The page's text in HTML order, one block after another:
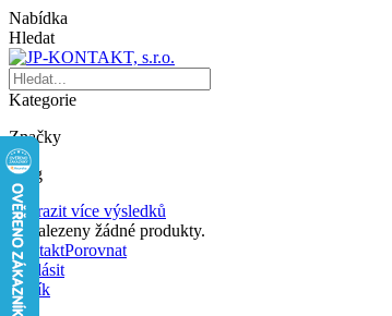
Nabídka
Hledat
Kategorie
Značky
Blog
Zobrazit více výsledků
Nenalezeny žádné produkty.
KontaktPorovnat
Přihlásit
Košík